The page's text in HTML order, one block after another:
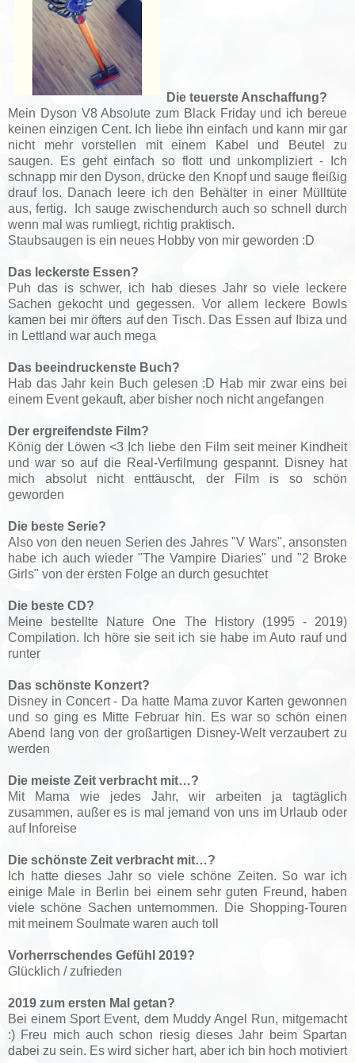
Die teuerste Anschaffung?
Mein Dyson V8 Absolute zum Black Friday und ich bereue
keinen einzigen Cent. Ich liebe ihn einfach und kann mir gar
nicht mehr vorstellen mit einem Kabel und Beutel zu
saugen. Es geht einfach so flott und unkompliziert - Ich
schnapp mir den Dyson, drücke den Knopf und sauge fleißig
drauf los. Danach leere ich den Behälter in einer Mülltüte
aus, fertig.
Ich sauge zwischendurch auch so schnell durch
wenn mal was rumliegt, richtig praktisch.
Staubsaugen is ein neues Hobby von mir geworden :D
Das leckerste Essen?
Puh das is schwer, ich hab dieses Jahr so viele leckere
Sachen gekocht und gegessen. Vor allem leckere Bowls
kamen bei mir öfters auf den Tisch. Das Essen auf Ibiza und
in Lettland war auch mega
Das beeindruckenste Buch?
Hab das Jahr kein Buch gelesen :D Hab mir zwar eins bei
einem Event gekauft, aber bisher noch nicht angefangen
Der ergreifendste Film?
König der Löwen <3 Ich liebe den Film seit meiner Kindheit
und war so auf die Real-Verfilmung gespannt. Disney hat
mich absolut nicht enttäuscht, der Film is so schön
geworden
Die beste Serie?
Also von den neuen Serien des Jahres "V Wars", ansonsten
habe ich auch wieder "The Vampire Diaries" und "2 Broke
Girls" von der ersten Folge an durch gesuchtet
Die beste CD?
Meine bestellte Nature One The History (1995 - 2019)
Compilation. Ich höre sie seit ich sie habe im Auto rauf und
runter
Das schönste Konzert?
Disney in Concert - Da hatte Mama zuvor Karten gewonnen
und so ging es Mitte Februar hin. Es war so schön einen
Abend lang von der großartigen Disney-Welt verzaubert zu
werden
Die meiste Zeit verbracht mit…?
Mit Mama wie jedes Jahr, wir arbeiten ja tagtäglich
zusammen, außer es is mal jemand von uns im Urlaub oder
auf Inforeise
Die schönste Zeit verbracht mit…?
Ich hatte dieses Jahr so viele schöne Zeiten. So war ich
einige Male in Berlin bei einem sehr guten Freund, haben
viele schöne Sachen unternommen. Die Shopping-Touren
mit meinem Soulmate waren auch toll
Vorherrschendes Gefühl 2019?
Glücklich / zufrieden
2019 zum ersten Mal getan?
Bei einem Sport Event, dem Muddy Angel Run, mitgemacht
:) Freu mich auch schon riesig dieses Jahr beim Spartan
dabei zu sein. Es wird sicher hart, aber ich bin hoch motiviert